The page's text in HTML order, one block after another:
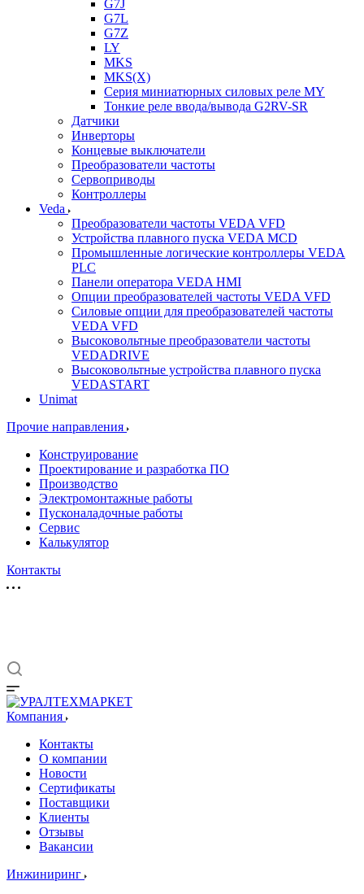
G7J
G7L
G7Z
LY
MKS
MKS(X)
Серия миниатюрных силовых реле MY
Тонкие реле ввода/вывода G2RV-SR
Датчики
Инверторы
Концевые выключатели
Преобразователи частоты
Сервоприводы
Контроллеры
Veda
Преобразователи частоты VEDA VFD
Устройства плавного пуска VEDA MCD
Промышленные логические контроллеры VEDA
PLC
Панели оператора VEDA HMI
Опции преобразователей частоты VEDA VFD
Силовые опции для преобразователей частоты
VEDA VFD
Высоковольтные преобразователи частоты
VEDADRIVE
Высоковольтные устройства плавного пуска
VEDASTART
Unimat
Прочие направления
Конструирование
Проектирование и разработка ПО
Производство
Электромонтажные работы
Пусконаладочные работы
Сервис
Калькулятор
Контакты
Компания
Контакты
О компании
Новости
Сертификаты
Поставщики
Клиенты
Отзывы
Вакансии
Инжиниринг